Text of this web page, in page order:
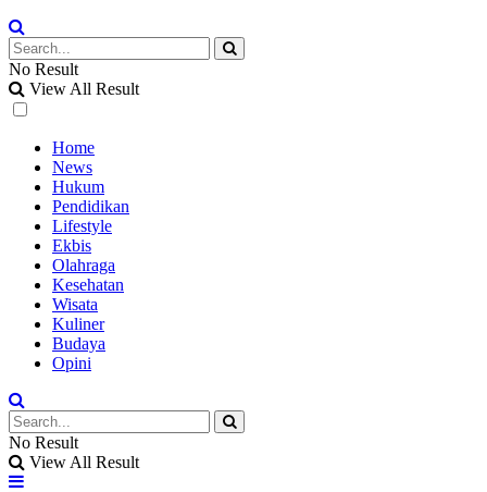
No Result
View All Result
Home
News
Hukum
Pendidikan
Lifestyle
Ekbis
Olahraga
Kesehatan
Wisata
Kuliner
Budaya
Opini
No Result
View All Result